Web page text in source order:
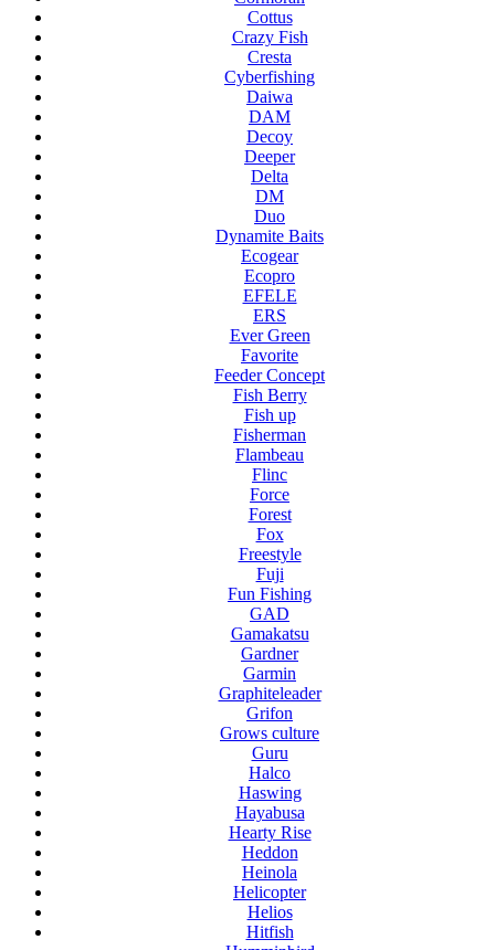
Cottus
Crazy Fish
Cresta
Cyberfishing
Daiwa
DAM
Decoy
Deeper
Delta
DM
Duo
Dynamite Baits
Ecogear
Ecopro
EFELE
ERS
Ever Green
Favorite
Feeder Concept
Fish Berry
Fish up
Fisherman
Flambeau
Flinc
Force
Forest
Fox
Freestyle
Fuji
Fun Fishing
GAD
Gamakatsu
Gardner
Garmin
Graphiteleader
Grifon
Grows culture
Guru
Halco
Haswing
Hayabusa
Hearty Rise
Heddon
Heinola
Helicopter
Helios
Hitfish